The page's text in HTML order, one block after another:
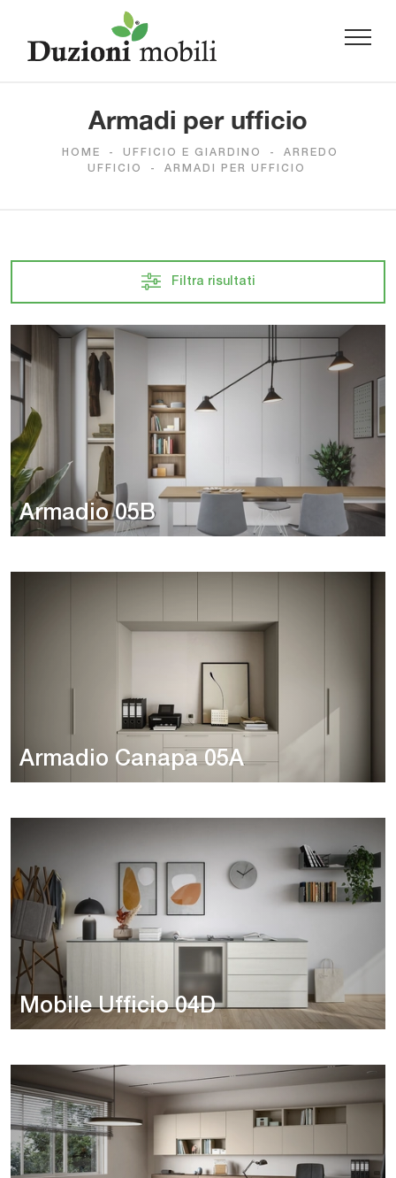
Armadi per ufficio
HOME - UFFICIO E GIARDINO -
ARREDO
UFFICIO
- ARMADI PER UFFICIO
Filtra risultati
Armadio 05B
Armadio Canapa 05A
Mobile Ufficio 04D